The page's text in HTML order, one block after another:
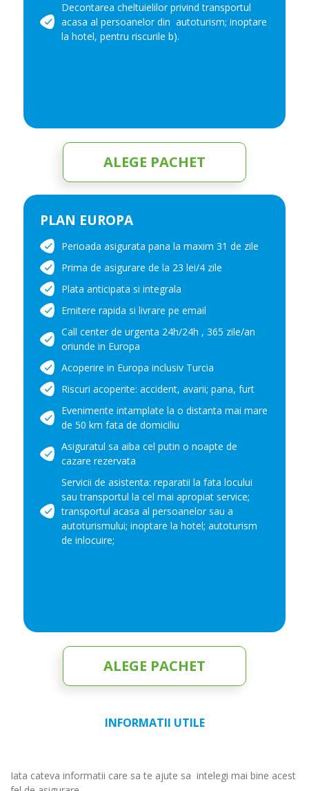
Decontarea cheltuielilor privind transportul
acasa al persoanelor din autoturism; inoptare
la hotel, pentru riscurile b).
ALEGE PACHET
PLAN EUROPA
Perioada asigurata pana la maxim 31 de zile
Prima de asigurare de la 23 lei/4 zile
Plata anticipata si integrala
Emitere rapida si livrare pe email
Call center de urgenta 24h/24h , 365 zile/an
oriunde in Europa
Acoperire in Europa inclusiv Turcia
Riscuri acoperite: accident, avarii; pana, furt
Evenimente intamplate la o distanta mai mare
de 50 km fata de domiciliu
Asiguratul sa aiba cel putin o noapte de
cazare rezervata
Servicii de asistenta: reparatii la fata locului
sau transportul la cel mai apropiat service;
transportul acasa al persoanelor sau a
autoturismului; inoptare la hotel; autoturism
de inlocuire;
ALEGE PACHET
INFORMATII UTILE
Iata cateva informatii care sa te ajute sa intelegi mai bine acest